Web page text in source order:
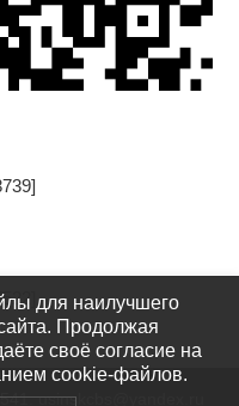
usinskcbs@yandex.ru
для наилучшего
Продолжая
своё согласие на
cookie-файлов.